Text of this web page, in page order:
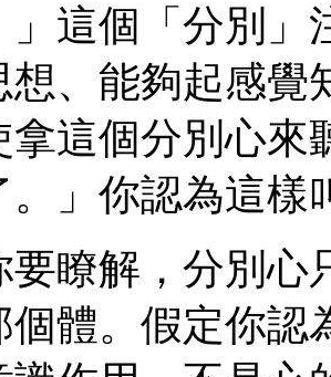
」這個「分別」
想、能夠起感覺
拿這個分別心來
。」你認為這樣
要瞭解，分別心
個體。假定你認